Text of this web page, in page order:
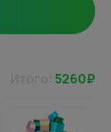
5260₽